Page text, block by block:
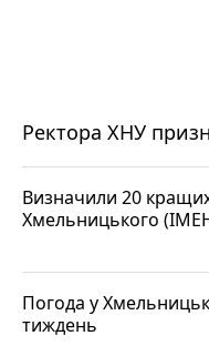
Ректора ХНУ
Визначили 20
Хмельницького
Погода у
тиждень